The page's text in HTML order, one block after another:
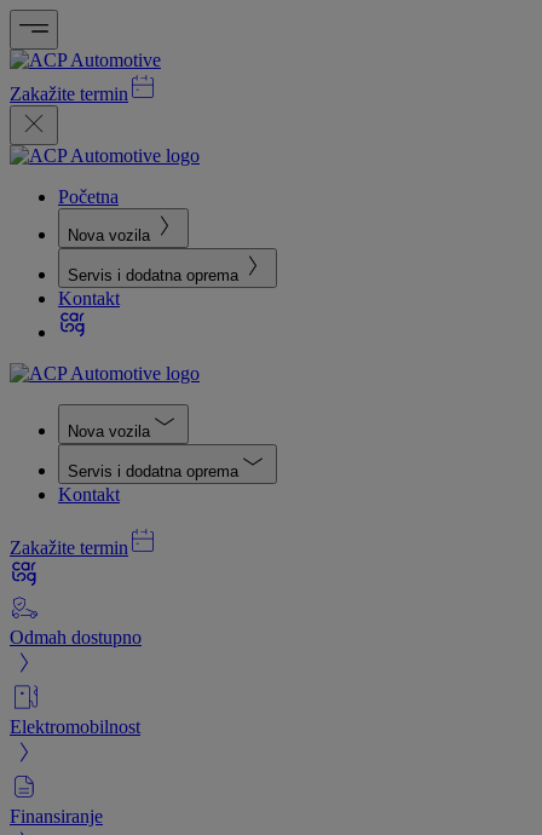
Zakažite termin
Početna
Nova vozila
Servis i dodatna oprema
Kontakt
Nova vozila
Servis i dodatna oprema
Kontakt
Zakažite termin
Odmah dostupno
Elektromobilnost
Finansiranje